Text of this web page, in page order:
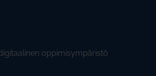
oppimisympäristö